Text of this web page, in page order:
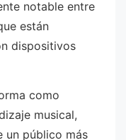
notable entre
están
dispositivos
como
musical,
un público más